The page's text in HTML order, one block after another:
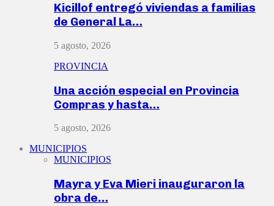
Kicillof entregó viviendas a familias
de General La…
5 agosto, 2026
PROVINCIA
Una acción especial en Provincia
Compras y hasta…
5 agosto, 2026
MUNICIPIOS
MUNICIPIOS
Mayra y Eva Mieri inauguraron la
obra de…